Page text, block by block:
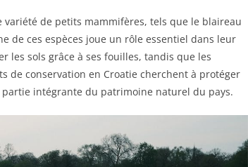
de petits mammifères, tels que le blaireau
de ces espèces joue un rôle essentiel dans leur
les sols grâce à ses fouilles, tandis que les
de conservation en Croatie cherchent à protéger
intégrante du patrimoine naturel du pays.